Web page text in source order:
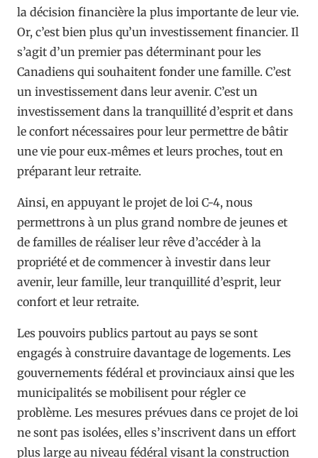
la décision financière la plus importante de leur vie.
Or, c’est bien plus qu’un investissement financier. Il
s’agit d’un premier pas déterminant pour les
Canadiens qui souhaitent fonder une famille. C’est
un investissement dans leur avenir. C’est un
investissement dans la tranquillité d’esprit et dans
le confort nécessaires pour leur permettre de bâtir
une vie pour eux‑mêmes et leurs proches, tout en
préparant leur retraite.
Ainsi, en appuyant le projet de loi C-4, nous
permettrons à un plus grand nombre de jeunes et
de familles de réaliser leur rêve d’accéder à la
propriété et de commencer à investir dans leur
avenir, leur famille, leur tranquillité d’esprit, leur
confort et leur retraite.
Les pouvoirs publics partout au pays se sont
engagés à construire davantage de logements. Les
gouvernements fédéral et provinciaux ainsi que les
municipalités se mobilisent pour régler ce
problème. Les mesures prévues dans ce projet de loi
ne sont pas isolées, elles s’inscrivent dans un effort
plus large au niveau fédéral visant la construction